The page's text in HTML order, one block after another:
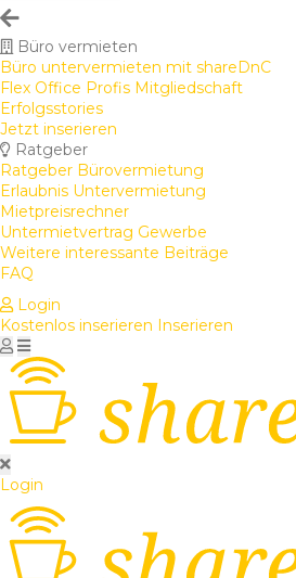
Büro vermieten
Büro untervermieten mit shareDnC
Flex Office Profis Mitgliedschaft
Erfolgsstories
Jetzt inserieren
Ratgeber
Ratgeber Bürovermietung
Erlaubnis Untervermietung
Mietpreisrechner
Untermietvertrag Gewerbe
Weitere interessante Beiträge
FAQ
Login
Kostenlos inserieren Inserieren
Login